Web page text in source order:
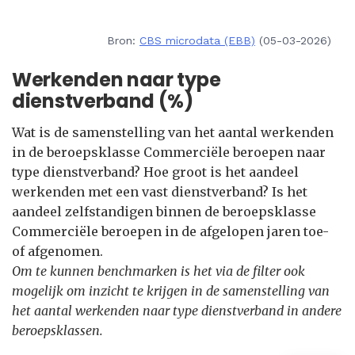
Bron: CBS microdata (EBB) (05-03-2026)
Werkenden naar type
dienstverband (%)
Wat is de samenstelling van het aantal werkenden
in de beroepsklasse Commerciële beroepen naar
type dienstverband? Hoe groot is het aandeel
werkenden met een vast dienstverband? Is het
aandeel zelfstandigen binnen de beroepsklasse
Commerciële beroepen in de afgelopen jaren toe-
of afgenomen.
Om te kunnen benchmarken is het via de filter ook
mogelijk om inzicht te krijgen in de samenstelling van
het aantal werkenden naar type dienstverband in andere
beroepsklassen.